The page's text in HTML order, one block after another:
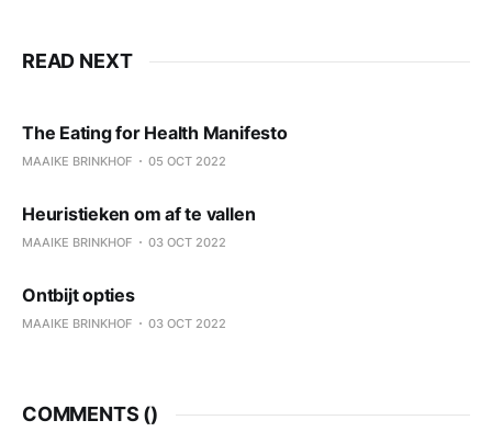
READ NEXT
The Eating for Health Manifesto
MAAIKE BRINKHOF 05 OCT 2022
Heuristieken om af te vallen
MAAIKE BRINKHOF 03 OCT 2022
Ontbijt opties
MAAIKE BRINKHOF 03 OCT 2022
COMMENTS ()